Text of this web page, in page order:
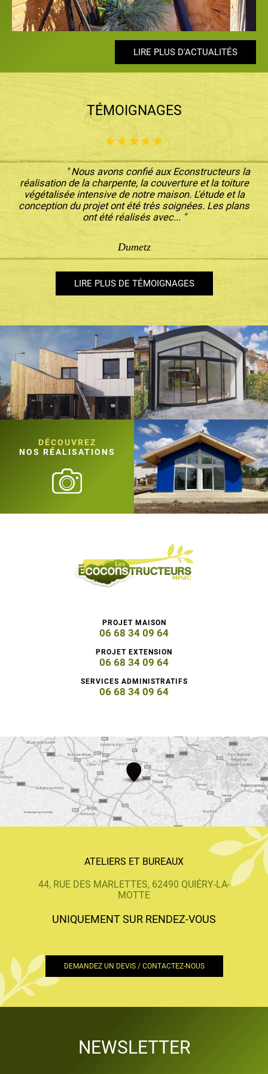
LIRE PLUS D'ACTUALITÉS
LIRE PLUS D'ACTUALITÉS
LIRE PLUS D'ACTUALITÉS
LIRE PLUS D'ACTUALITÉS
LIRE PLUS D'ACTUALITÉS
TÉMOIGNAGES
" Nous avons confié aux Econstructeurs la
réalisation de la charpente, la couverture et la toiture
végétalisée intensive de notre maison. L'étude et la
conception du projet ont été très soignées. Les plans
ont été réalisés avec... "
Dumetz
LIRE PLUS DE TÉMOIGNAGES
DÉCOUVREZ
NOS RÉALISATIONS
PROJET MAISON
06 68 34 09 64
PROJET EXTENSION
06 68 34 09 64
SERVICES ADMINISTRATIFS
06 68 34 09 64
ATELIERS ET BUREAUX
44, RUE DES MARLETTES, 62490 QUIÉRY-LA-
MOTTE
UNIQUEMENT SUR RENDEZ-VOUS
DEMANDEZ UN DEVIS / CONTACTEZ-NOUS
NEWSLETTER